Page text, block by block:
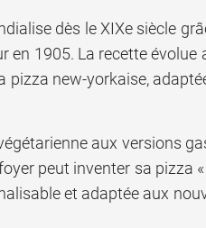
dès le XIXe siècle
en 1905. La recette évolue
new-yorkaise,
aux versions
peut inventer sa pizza
et adaptée aux